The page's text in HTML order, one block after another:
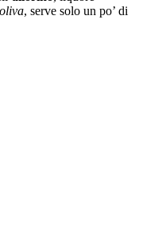
, serve solo un po’ di